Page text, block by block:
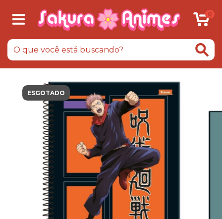
0
ESGOTADO